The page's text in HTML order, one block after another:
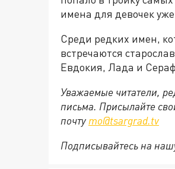
имена для девочек
Среди редких имен,
встречаются
Евдокия, Лада и
Уважаемые читатели,
письма. Присылайте
почту mo@tsargrad.tv
Подписывайтесь на